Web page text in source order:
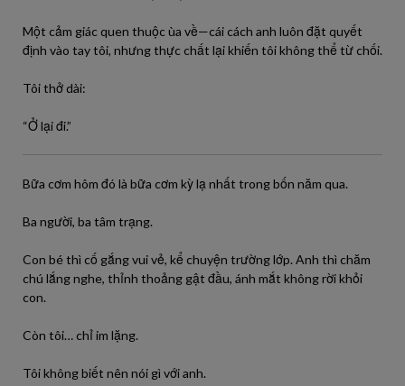
Một cảm giác quen thuộc ùa về—cái cách anh luôn đặt quyết
định vào tay tôi, nhưng thực chất lại khiến tôi không thể từ chối.
Tôi thở dài:
“Ở lại đi.”
Bữa cơm hôm đó là bữa cơm kỳ lạ nhất trong bốn năm qua.
Ba người, ba tâm trạng.
Con bé thì cố gắng vui vẻ, kể chuyện trường lớp. Anh thì chăm
chú lắng nghe, thỉnh thoảng gật đầu, ánh mắt không rời khỏi
con.
Còn tôi… chỉ im lặng.
Tôi không biết nên nói gì với anh.